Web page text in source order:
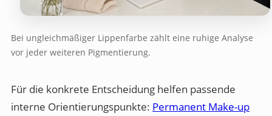
Bei ungleichmäßiger Lippenfarbe zählt eine ruhige Analyse
vor jeder weiteren Pigmentierung.
Für die konkrete Entscheidung helfen passende
interne Orientierungspunkte: Permanent Make-up